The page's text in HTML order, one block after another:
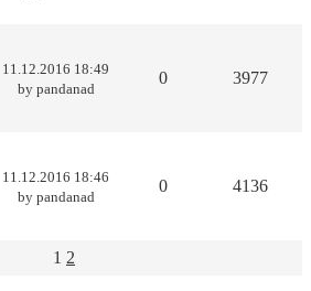
11.12.2016 18:49
by pandanad
0 3977
11.12.2016 18:46
by pandanad
0 4136
1 2